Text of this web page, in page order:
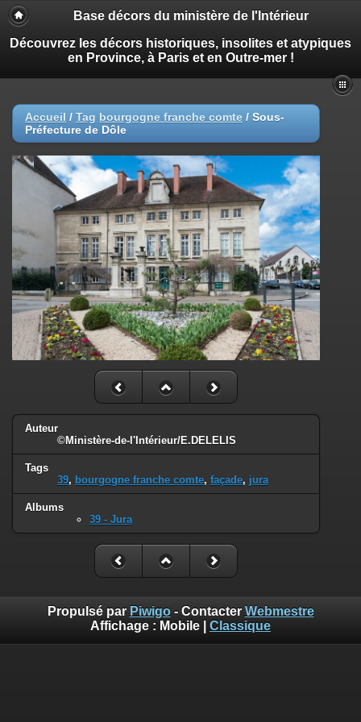
Base décors du ministère de l'Intérieur
Découvrez les décors historiques, insolites et atypiques
en Province, à Paris et en Outre-mer !
Accueil / Tag bourgogne franche comte / Sous-
Préfecture de Dôle
Auteur
©Ministère-de-l'Intérieur/E.DELELIS
Tags
39, bourgogne franche comte, façade, jura
Albums
39 - Jura
Propulsé par Piwigo- Contacter Webmestre
Affichage : Mobile Classique